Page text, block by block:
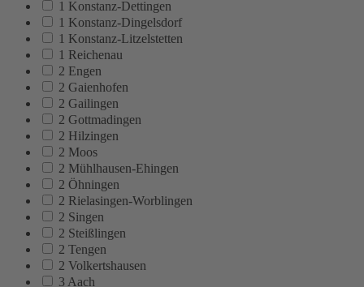
1 Konstanz-Dettingen
1 Konstanz-Dingelsdorf
1 Konstanz-Litzelstetten
1 Reichenau
2 Engen
2 Gaienhofen
2 Gailingen
2 Gottmadingen
2 Hilzingen
2 Moos
2 Mühlhausen-Ehingen
2 Öhningen
2 Rielasingen-Worblingen
2 Singen
2 Steißlingen
2 Tengen
2 Volkertshausen
3 Aach